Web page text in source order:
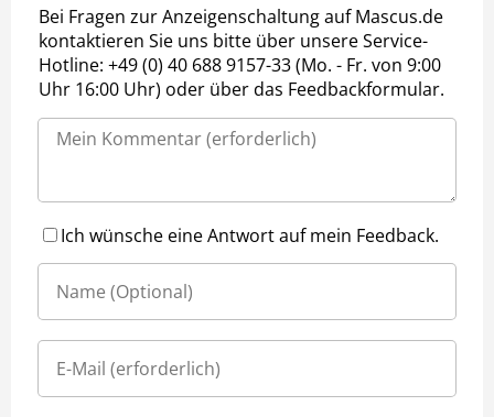
Bei Fragen zur Anzeigenschaltung auf Mascus.de
kontaktieren Sie uns bitte über unsere Service-
Hotline: +49 (0) 40 688 9157-33 (Mo. - Fr. von 9:00
Uhr 16:00 Uhr) oder über das Feedbackformular.
Ich wünsche eine Antwort auf mein Feedback.